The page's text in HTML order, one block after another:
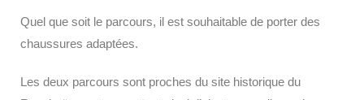
Quel que soit le parcours, il est souhaitable de porter des
chaussures adaptées.
Les deux parcours sont proches du site historique du